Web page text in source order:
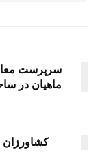
سرپرست
ماهیان در
کشاورزان 4000 دستگاه تراکتور تحویل می‌گیرند